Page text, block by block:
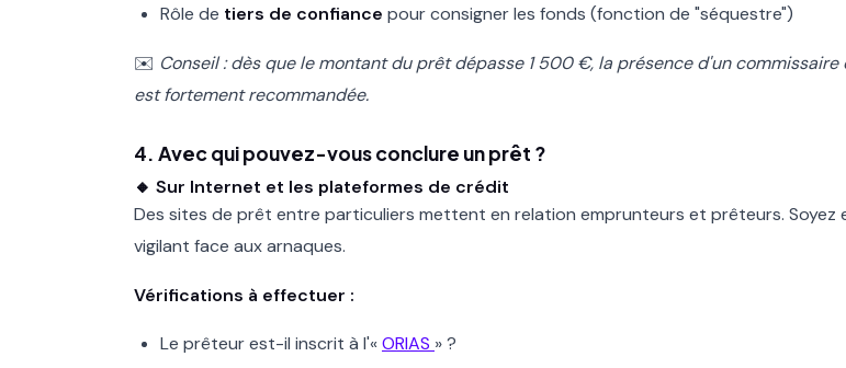
Rôle de tiers de confiance pour consigner les fonds (fonction de "séquestre")
✉️ Conseil : dès que le montant du prêt dépasse 1 500 €, la présence d'un commissaire
est fortement recommandée.
4. Avec qui pouvez-vous conclure un prêt ?
🔸 Sur Internet et les plateformes de crédit
Des sites de prêt entre particuliers mettent en relation emprunteurs et prêteurs. Soyez
vigilant face aux arnaques.
Vérifications à effectuer :
Le prêteur est-il inscrit à l'«ORIAS » ?